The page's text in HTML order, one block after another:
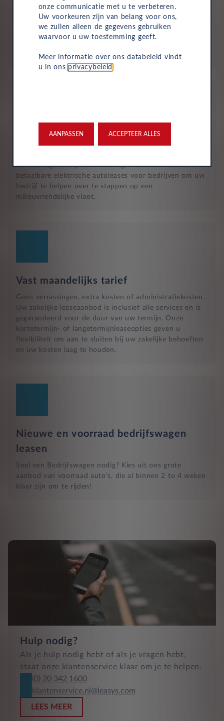
Geen investering of aanbetaling nodig
Bij zakelijke lease is de leasemaatschappij eigenaar van
de auto en betaalt u een vast maandbedrag. Hierdoor
maken met onverwachte rekeningen.
Duurzaam en risicoloos
investeringen. Wij hebben een groot aanbod aan
betaalbare elektrische autoleases voor bedrijven om uw
bedrijf te helpen over te stappen op een
milieuvriendelijke vloot.
Vast maandelijks tarief
Geen verrassingen, extra kosten of administratiekosten.
Uw zakelijke leaseaanbod is inclusief alle services en is
gegarandeerd voor de duur van uw termijn. Onze
kortetermijn- of langetermijnleaseopties geven u
flexibiliteit om aan te sluiten bij uw zakelijke behoeften
en uw kosten laag te houden.
Nieuwe en voorraad bedrijfswagen
leasen
Snel een Bedrijfswagen nodig? Kies uit ons grote
aanbod van voorraad auto's, die al binnen 2 to 4 weken
klaar zijn om te rijden!
Hulp nodig?
Als je hulp nodig hebt of als je vragen hebt,
staat onze klantenservice klaar om je te helpen.
(0) 20 342 1600
klantenservice.nl@leasys.com
LEES MEER
onze communicatie met u te verbeteren.
Uw voorkeuren zijn van belang voor ons,
we zullen alleen de gegevens gebruiken
waarvoor u uw toestemming geeft.
Meer informatie over ons databeleid vindt
u in ons privacybeleid
AANPASSEN ACCEPTEER ALLES